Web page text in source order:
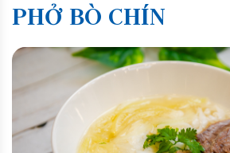
PHỞ BÒ CHÍN